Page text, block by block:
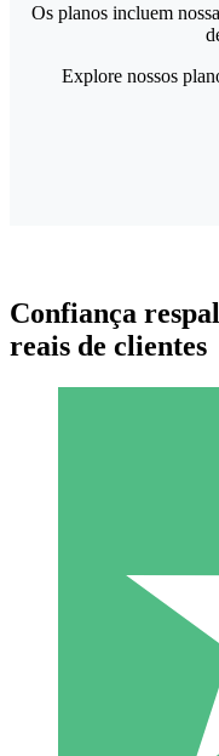
Pacotes
Pague conforme o
Os planos incluem nossa
Explore nossos
Confiança
reais de clientes